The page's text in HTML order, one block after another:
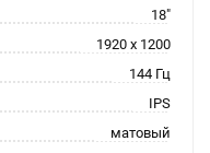
18"
1920 x 1200
144 Гц
IPS
матовый